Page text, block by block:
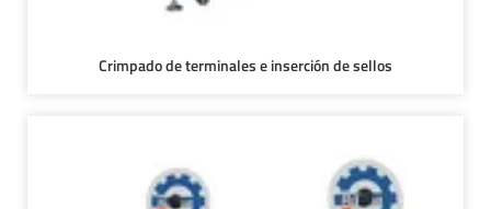
Crimpado de terminales e inserción de sellos